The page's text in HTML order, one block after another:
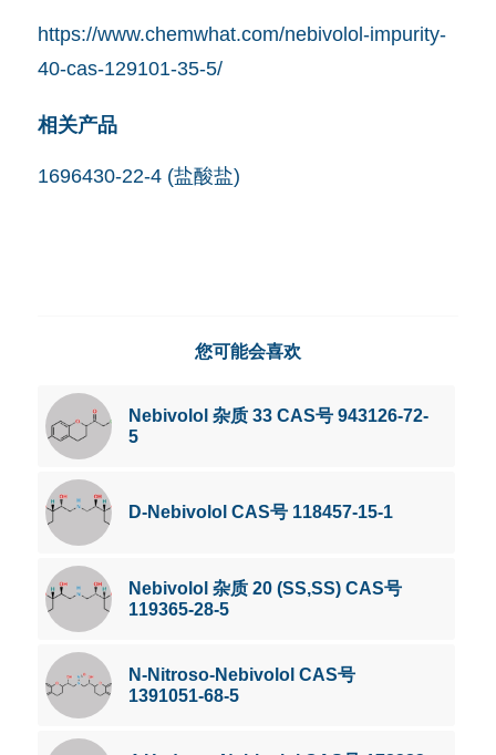
https://www.chemwhat.com/nebivolol-impurity-
40-cas-129101-35-5/
相关产品
1696430-22-4 (盐酸盐)
您可能会喜欢
Nebivolol 杂质 33 CAS号 943126-72-
5
D-Nebivolol CAS号 118457-15-1
Nebivolol 杂质 20 (SS,SS) CAS号
119365-28-5
N-Nitroso-Nebivolol CAS号
1391051-68-5